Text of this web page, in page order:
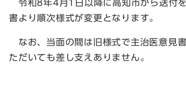
令和8年4月1日以降に高知市から送付
書より順次様式が変更となります。
なお、当面の間は旧様式で主治医意見
ただいても差し支えありません。​